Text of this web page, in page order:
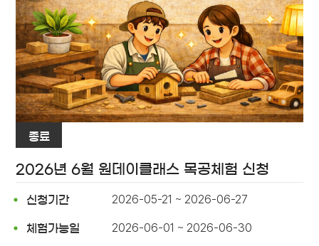
종료
2026년 6월 원데이클래스 목공체험 신청
신청기간 2026-05-21 ~ 2026-06-27
체험가능일 2026-06-01 ~ 2026-06-30